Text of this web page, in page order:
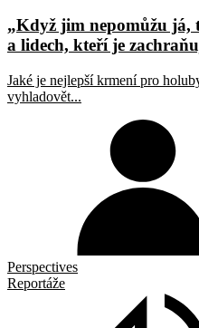
„Když jim nepomůžu já,
a lidech, kteří je
Jaké je nejlepší krmení pro
vyhladovět...
Perspectives
Reportáže